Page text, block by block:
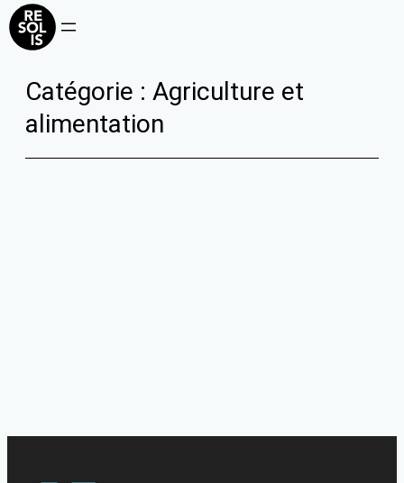
Aller
au
Catégorie : Agriculture et
alimentation